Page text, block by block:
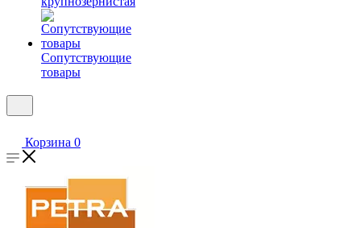
Сопутствующие
товары
Корзина 0